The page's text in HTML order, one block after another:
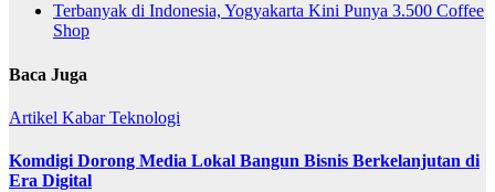
Terbanyak di Indonesia, Yogyakarta Kini Punya 3.500 Coffee
Shop
Baca Juga
Artikel KabarTeknologi
Komdigi Dorong Media Lokal Bangun Bisnis Berkelanjutan di
Era Digital